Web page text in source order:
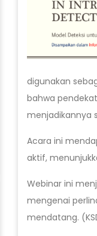
digunakan
bahwa
menjadikannya
Acara ini
aktif,
Webinar ini
mengenai
mendatang.